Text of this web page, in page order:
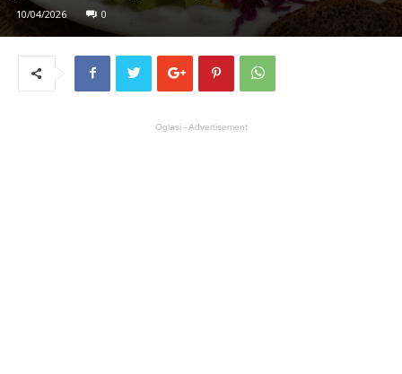
10/04/2026 0
Oglasi - Advertisement